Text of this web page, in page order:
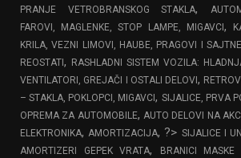
PRANJE VETROBRANSKOG STAKLA,
FAROVI, MAGLENKE, STOP LAMPE, MIGAVCI ,
KRILA, VEZNI LIMOVI, HAUBE, PRAGOVI I SAJTNE
REOSTATI ,
RASHLADNI SISTEM VOZILA:
VENTILATORI, GREJAČI I OSTALI DELOVI,
– STAKLA, POKLOPCI, MIGAVCI, SIJALICE, PRVA
OPREMA ZA AUTOMOBILE,AUTO DELOVI NA
ELEKTRONIKA,AMORTIZACIJA, ?> SIJALICE I
AMORTIZERI GEPEK VRATA, BRANICI